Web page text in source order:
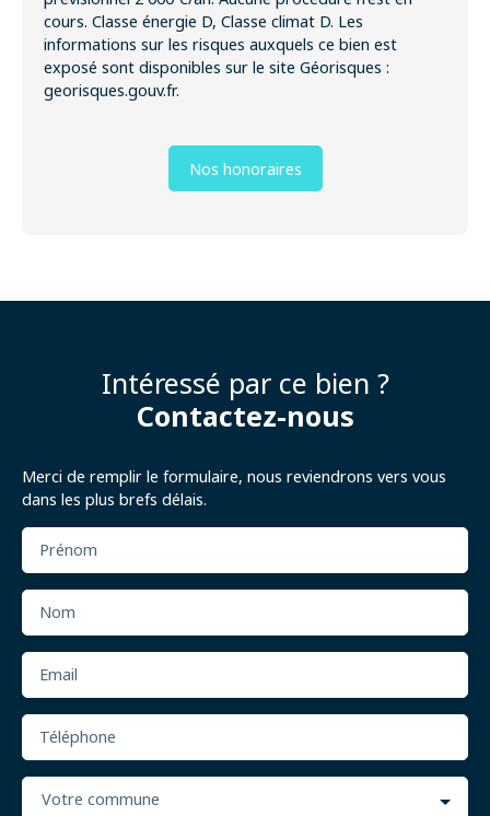
cours. Classe énergie D, Classe climat D. Les
informations sur les risques auxquels ce bien est
exposé sont disponibles sur le site Géorisques :
georisques.gouv.fr.
Nos honoraires
Intéressé par ce bien ?
Contactez-nous
Merci de remplir le formulaire, nous reviendrons vers vous
dans les plus brefs délais.
Prénom
Nom
Email
Téléphone
Votre commune